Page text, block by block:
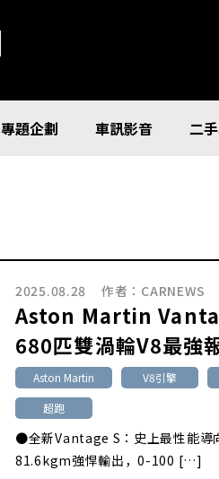
專題企劃 車訊影音 二
2025.08.28 作者： CARNEWS
Aston Martin
680匹雙渦輪V8最強
Aston Martin V8引擎
超跑
●全新Vantage S：史上最性能導
81.6kgm強悍輸出，0-100 […]